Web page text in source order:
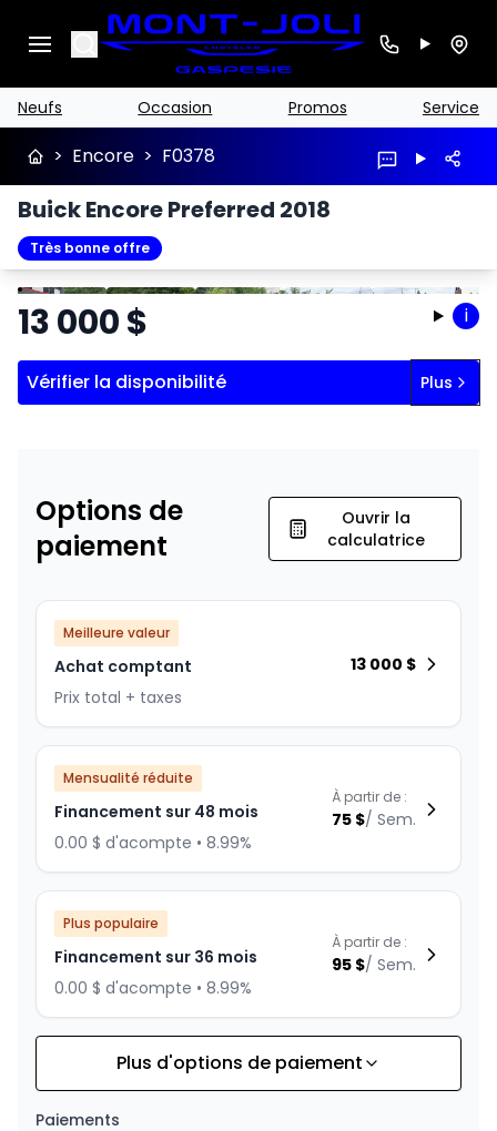
Search
Neufs Occasion Promos Service
> Encore > F0378
Buick Encore Preferred 2018
Très bonne offre
ArrêterPrécédent
Suivant
13 000$ i
Vérifier la disponibilité Plus
Options de
paiement
Ouvrir la
calculatrice
Meilleure valeur
Achat comptant
Prix total + taxes
13 000 $
Mensualité réduite
Financement sur 48 mois
0.00 $ d'acompte • 8.99%
À partir de :
75 $/ Sem.
Plus populaire
Financement sur 36 mois
0.00 $ d'acompte • 8.99%
À partir de :
95 $/ Sem.
Financement sur 24 mois
À partir de :
Plus d'options de paiement
Paiements